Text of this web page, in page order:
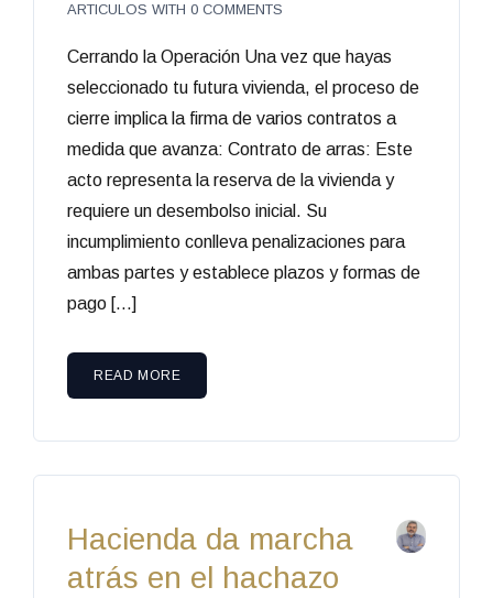
ARTICULOS WITH 0 COMMENTS
Cerrando la Operación Una vez que hayas
seleccionado tu futura vivienda, el proceso de
cierre implica la firma de varios contratos a
medida que avanza: Contrato de arras: Este
acto representa la reserva de la vivienda y
requiere un desembolso inicial. Su
incumplimiento conlleva penalizaciones para
ambas partes y establece plazos y formas de
pago […]
READ MORE
Hacienda da marcha
atrás en el hachazo